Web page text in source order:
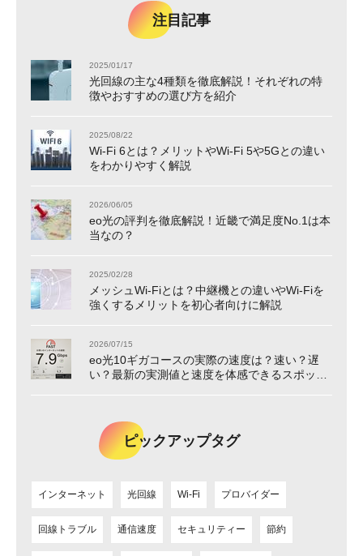
注目記事
2025/01/17
光回線の主な4種類を徹底解説！それぞれの特
徴やおすすめの選び方を紹介
2025/08/22
Wi-Fi 6とは？メリットやWi-Fi 5や5Gとの違い
をわかりやすく解説
2026/06/05
eo光の評判を徹底解説！近畿で満足度No.1は本
当なの？
2025/02/28
メッシュWi-Fiとは？中継機との違いやWi-Fiを
強くするメリットを初心者向けに解説
2026/07/15
eo光10ギガコースの実際の速度は？速い？遅
い？最新の実測値と速度を体感できるスポット
ピックアップタグ
インターネット 光回線 Wi-Fi プロバイダー
回線トラブル 通信速度 セキュリティー 節約